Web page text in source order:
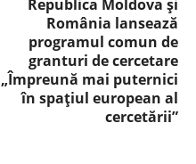
Republica Moldova și
România lansează
programul comun de
granturi de cercetare
„Împreună mai puternici
în spațiul european al
cercetării”